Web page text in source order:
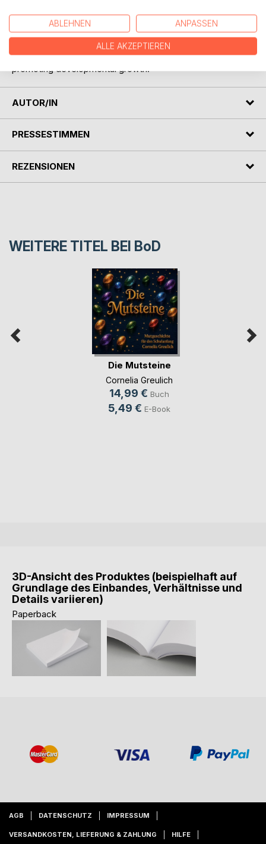
without any worries.
Whether at home or on the go, this cat-filled coloring book
with its captivating illustrations and enchanting stories is
sure to provide hours of entertainment and joy while
promoting developmental growth.
AUTOR/IN
PRESSESTIMMEN
REZENSIONEN
WEITERE TITEL BEI BoD
Die Mutsteine
Cornelia Greulich
14,99 € Buch
5,49 € E-Book
3D-Ansicht des Produktes (beispielhaft auf
Grundlage des Einbandes, Verhältnisse und
Details variieren)
Paperback
AGB DATENSCHUTZ IMPRESSUM
VERSANDKOSTEN, LIEFERUNG & ZAHLUNG HILFE
ABLEHNEN ANPASSEN
ALLE AKZEPTIEREN